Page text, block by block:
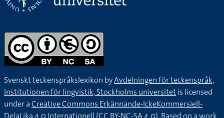
Svenskt teckenspråkslexikon byAvdelningen för teckenspråk,
Institutionen för lingvistik, Stockholms universitetis licensed
under aCreative Commons Erkännande-IckeKommersiell-
DelaLika 4.0 Internationell (CC BY-NC-SA 4.0).Based on a work